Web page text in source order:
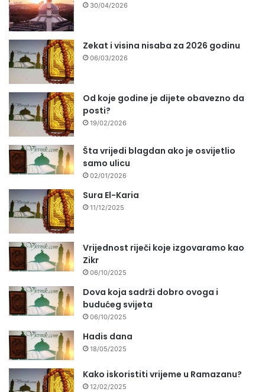
30/04/2026
Zekat i visina nisaba za 2026 godinu
06/03/2026
Od koje godine je dijete obavezno da
posti?
19/02/2026
Šta vrijedi blagdan ako je osvijetlio
samo ulicu
02/01/2026
Sura El-Karia
11/12/2025
Vrijednost riječi koje izgovaramo kao
Zikr
06/10/2025
Dova koja sadrži dobro ovoga i
budućeg svijeta
06/10/2025
Hadis dana
18/05/2025
Kako iskoristiti vrijeme u Ramazanu?
12/02/2025